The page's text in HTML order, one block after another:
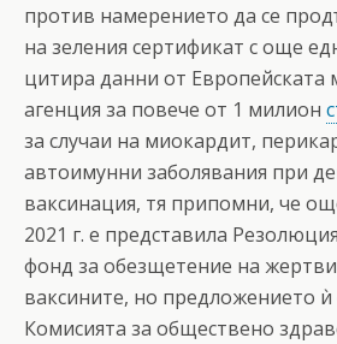
против намерението да се
на зеления сертификат с още
цитира данни от Европейската
агенция за повече от 1 милион
за случаи на миокардит,
автоимунни заболявания при
ваксинация, тя припомни, че
2021 г. е представила
фонд за обезщетение на
ваксините, но предложението
Комисията за обществено